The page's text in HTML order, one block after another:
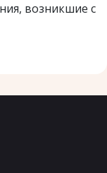
возникшие с